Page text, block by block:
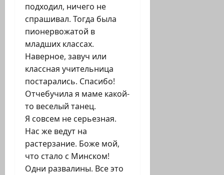
подходил, ничего не
спрашивал. Тогда была
пионервожатой в
младших классах.
Наверное, завуч или
классная учительница
постарались. Спасибо!
Отчебучила я маме какой-
то веселый танец.
Я совсем не серьезная.
Нас же ведут на
растерзание. Боже мой,
что стало с Минском!
Одни развалины. Все это